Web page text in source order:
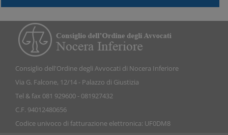
Consiglio dell'Ordine degli Avvocati di Nocera Inferiore
Via G. Falcone, 12/14 - Palazzo di Giustizia
Tel & fax 081 929600 - 081927432
C.F. 94012480656
Codice univoco di fatturazione elettronica: UF0DM8